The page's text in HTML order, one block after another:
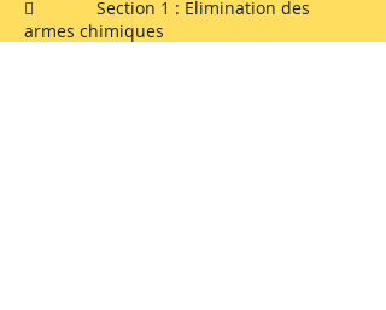
 Section 1 : Elimination des
armes chimiques